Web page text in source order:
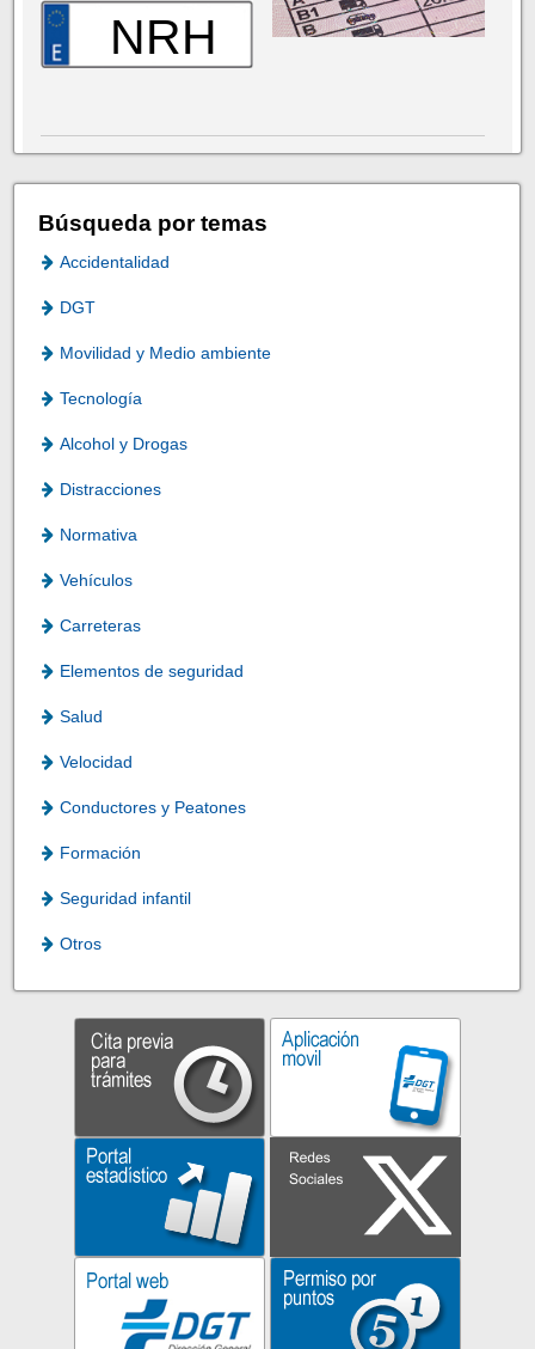
NRH
Búsqueda por temas
Accidentalidad
DGT
Movilidad y Medio ambiente
Tecnología
Alcohol y Drogas
Distracciones
Normativa
Vehículos
Carreteras
Elementos de seguridad
Salud
Velocidad
Conductores y Peatones
Formación
Seguridad infantil
Otros